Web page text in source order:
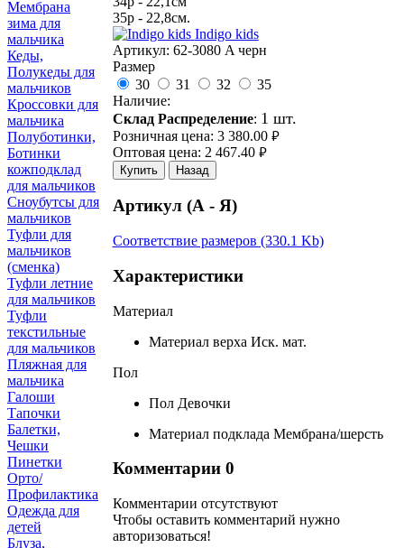
35р - 22,8см.
Indigo kids
Артикул: 62-3080 A черн
Размер
30
31 32
35
Наличие:
Склад Распределение: 1 шт.
Розничная цена: 3 380.00 руб.
Оптовая цена: 2 467.40 руб.
Купить Назад
Артикул (А - Я)
Соответствие размеров (330.1 Kb)
Характеристики
Материал
Материал верха Иск. мат.
Пол
Пол Девочки
Материал подклада Мембрана/шерсть
Комментарии 0
Комментарии отсутствуют
Чтобы оставить комментарий нужно
авторизоваться!
Мембрана
зима для
мальчика
Кеды,
Полукеды для
мальчиков
Кроссовки для
мальчика
Полуботинки,
Ботинки
кожподклад
для мальчиков
Сноубутсы для
мальчиков
Туфли для
мальчиков
(сменка)
Туфли летние
для мальчиков
Туфли
текстильные
для мальчиков
Пляжная для
мальчика
Галоши
Тапочки
Балетки,
Чешки
Пинетки
Орто/
Профилактика
Одежда для
детей
Блуза,